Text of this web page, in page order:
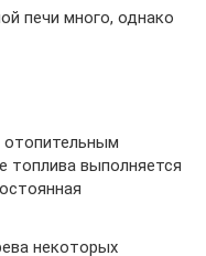
печи много, однако
отопительным
топлива выполняется
некоторых